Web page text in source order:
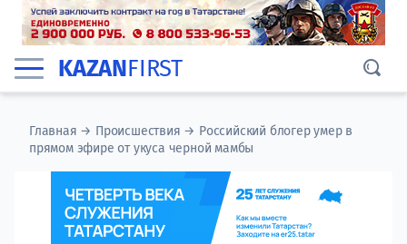
KAZANFIRST
Главная → Происшествия → Российский блогер умер в
прямом эфире от укуса черной мамбы